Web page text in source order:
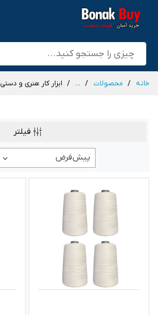
خانه محصولات ... ابزار کار هنری و دستی
فیلتر
پیش‌فرض